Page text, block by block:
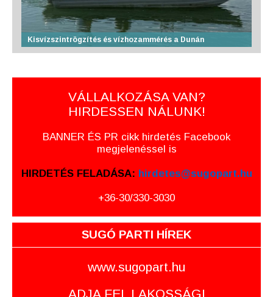
Kisvízszintrögzítés és vízhozammérés a Dunán
VÁLLALKOZÁSA VAN?
HIRDESSEN NÁLUNK!
BANNER ÉS PR cikk hirdetés Facebook
megjelenéssel is
HIRDETÉS FELADÁSA: hirdetes@sugopart.hu
+36-30/330-3030
SUGÓ PARTI HÍREK
www.sugopart.hu
ADJA FEL LAKOSSÁGI